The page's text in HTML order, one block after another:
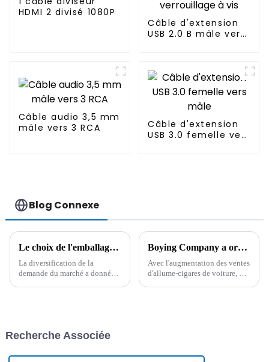
HDMI 2 divisé 1080P
Câble d'extension
USB 2.0 B mâle vers
Câble audio 3,5 mm
mâle vers 3 RCA
Câble d'extension
USB 3.0 femelle vers
Blog Connexe
Le choix de l'emballage des câbles : pour répondre aux diverses demandes des consommateurs
La diversification de la
demande du marché a donné
transmission de données…
Boying Company a organisé une réunion de gestion de la qualité pour souligner les avantages de qualité des produits de câble
Avec l'augmentation des ventes
d'allume-cigares de voiture, de
Recherche Associée